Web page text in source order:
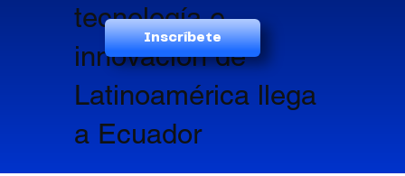
tecnología e
innovación de
Latinoamérica llega
a Ecuador
Inscríbete